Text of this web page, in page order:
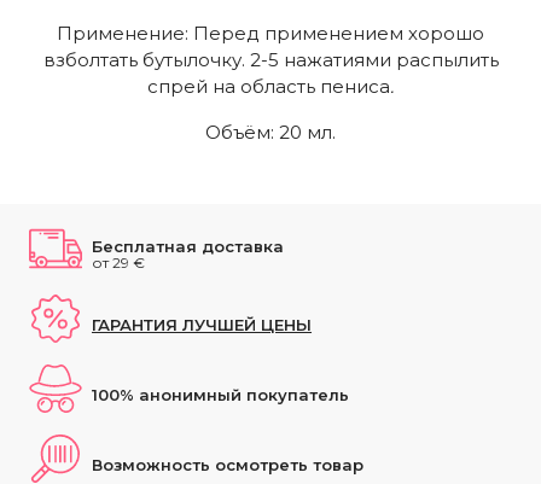
Применение: Перед применением хорошо
взболтать бутылочку. 2-5 нажатиями распылить
спрей на область пениса.
Объём: 20 мл.
Бесплатная доставка
от 29 €
ГАРАНТИЯ ЛУЧШЕЙ ЦЕНЫ
100% анонимный покупатель
Возможность осмотреть товар